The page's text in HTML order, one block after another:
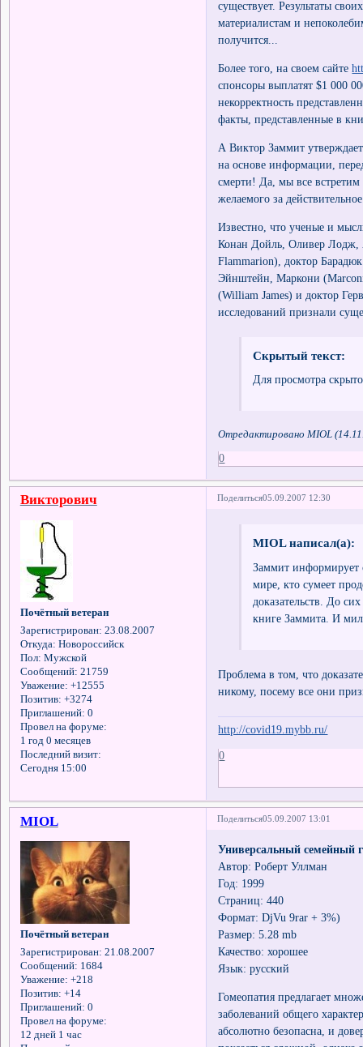
существует. Результаты
материалистам и
получится...
Более того, на своем сайте
спонсоры выплатят $1 000
некорректность
факты, представленные в
А Виктор Заммит
на основе информации,
смерти! Да, мы все
желаемого за
Известно, что ученые и
Конан Дойль, Оливер
Flammarion), доктор
Эйнштейн, Маркони
(William James) и доктор
исследований признали
Скрытый текст:
Для просмотра
Отредактировано MIOL
0
Поделиться05.09.2007 12:30
Викторович
Почётный ветеран
Зарегистрирован: 23.08.2007
Откуда: Новороссийск
Пол: Мужской
Сообщений: 21759
Уважение: +12555
Позитив: +3274
Приглашений: 0
Провел на форуме:
1 год 0 месяцев
Последний визит:
Сегодня 15:00
MIOL написал(а):
Заммит информирует
мире, кто сумеет
доказательств. До
книге Заммита. И
Проблема в том, что
никому, посему все они
http://covid19.mybb.ru/
0
Поделиться05.09.2007 13:01
MIOL
Почётный ветеран
Зарегистрирован: 21.08.2007
Сообщений: 1684
Уважение: +218
Позитив: +14
Приглашений: 0
Провел на форуме:
12 дней 1 час
Универсальный семейный
Автор: Роберт Уллман
Год: 1999
Страниц: 440
Формат: DjVu 9rar + 3%)
Размер: 5.28 mb
Качество: хорошее
Язык: русский
Гомеопатия предлагает
заболеваний общего
абсолютно безопасна, и